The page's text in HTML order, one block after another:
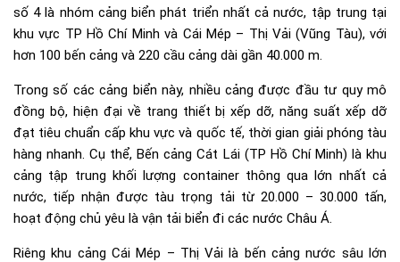
số 4 là nhóm cảng biển phát triển nhất cả nước, tập trung tại
khu vực TP Hồ Chí Minh và Cái Mép – Thị Vải (Vũng Tàu), với
hơn 100 bến cảng và 220 cầu cảng dài gần 40.000 m.
Trong số các cảng biển này, nhiều cảng được đầu tư quy mô
đồng bộ, hiện đại về trang thiết bị xếp dỡ, năng suất xếp dỡ
đạt tiêu chuẩn cấp khu vực và quốc tế, thời gian giải phóng tàu
hàng nhanh. Cụ thể, Bến cảng Cát Lái (TP Hồ Chí Minh) là khu
cảng tập trung khối lượng container thông qua lớn nhất cả
nước, tiếp nhận được tàu trọng tải từ 20.000 – 30.000 tấn,
hoạt động chủ yêu là vận tải biển đi các nước Châu Á.
Riêng khu cảng Cái Mép – Thị Vải là bến cảng nước sâu lớn